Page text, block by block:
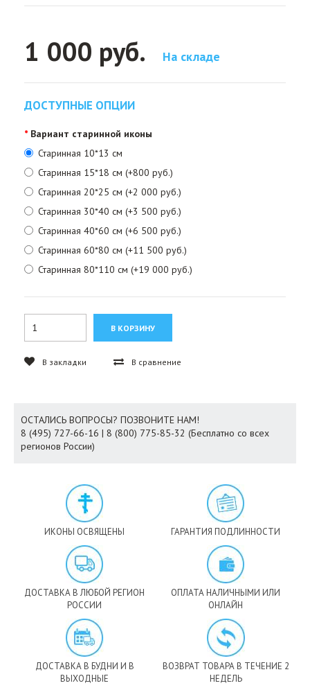
1 000 руб. На складе
ДОСТУПНЫЕ ОПЦИИ
Вариант старинной иконы
Старинная 10*13 см
Старинная 15*18 см (+800 руб.)
Старинная 20*25 см (+2 000 руб.)
Старинная 30*40 см (+3 500 руб.)
Старинная 40*60 см (+6 500 руб.)
Старинная 60*80 см (+11 500 руб.)
Старинная 80*110 см (+19 000 руб.)
В закладки В сравнение
ОСТАЛИСЬ ВОПРОСЫ? ПОЗВОНИТЕ НАМ!
8 (495) 727-66-16 | 8 (800) 775-85-32 (Бесплатно со всех
регионов России)
ИКОНЫ ОСВЯЩЕНЫ ГАРАНТИЯ ПОДЛИННОСТИ
ДОСТАВКА В ЛЮБОЙ РЕГИОН
РОССИИ
ОПЛАТА НАЛИЧНЫМИ ИЛИ
ОНЛАЙН
ДОСТАВКА В БУДНИ И В
ВЫХОДНЫЕ
ВОЗВРАТ ТОВАРА В ТЕЧЕНИЕ 2
НЕДЕЛЬ